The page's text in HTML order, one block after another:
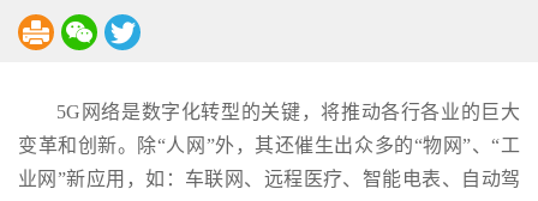
5G网络是数字化转型的关键，将推动各行各业的巨大
变革和创新。除“人网”外，其还催生出众多的“物网”、“工
业网”新应用，如：车联网、远程医疗、智能电表、自动驾